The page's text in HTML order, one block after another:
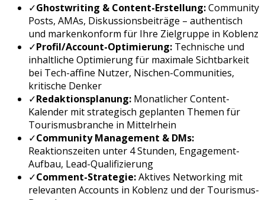
✓Ghostwriting & Content-Erstellung:Community
Posts, AMAs, Diskussionsbeiträge – authentisch
und markenkonform für Ihre Zielgruppe in Koblenz
✓Profil/Account-Optimierung: Technische und
inhaltliche Optimierung für maximale Sichtbarkeit
bei Tech-affine Nutzer, Nischen-Communities,
kritische Denker
✓Redaktionsplanung: Monatlicher Content-
Kalender mit strategisch geplanten Themen für
Tourismusbranche in Mittelrhein
✓Community Management & DMs:
Reaktionszeiten unter 4 Stunden, Engagement-
Aufbau, Lead-Qualifizierung
✓Comment-Strategie:Aktives Networking mit
relevanten Accounts in Koblenz und der Tourismus-